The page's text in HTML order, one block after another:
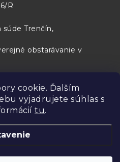
cookie. Ďalším
vyjadrujete súhlas s
tu.
R
súde Trenčín,
obstarávanie v
skúšobný ústav Piešťany
Upraviť